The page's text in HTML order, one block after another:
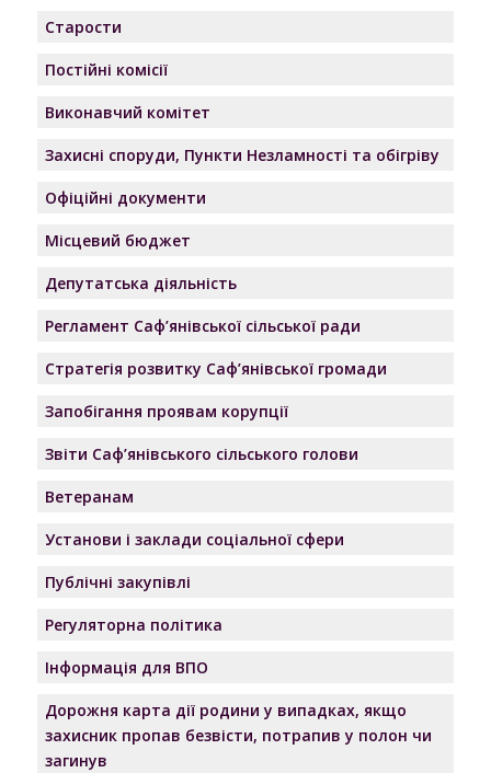
Старости
Постійні комісії
Виконавчий комітет
Захисні споруди, Пункти Незламності та обігріву
Офіційні документи
Місцевий бюджет
Депутатська діяльність
Регламент Саф’янівської сільської ради
Стратегія розвитку Саф’янівської громади
Запобігання проявам корупції
Звіти Саф’янівського сільського голови
Ветеранам
Установи і заклади соціальної сфери
Публічні закупівлі
Регуляторна політика
Інформація для ВПО
Дорожня карта дії родини у випадках, якщо
захисник пропав безвісти, потрапив у полон чи
загинув